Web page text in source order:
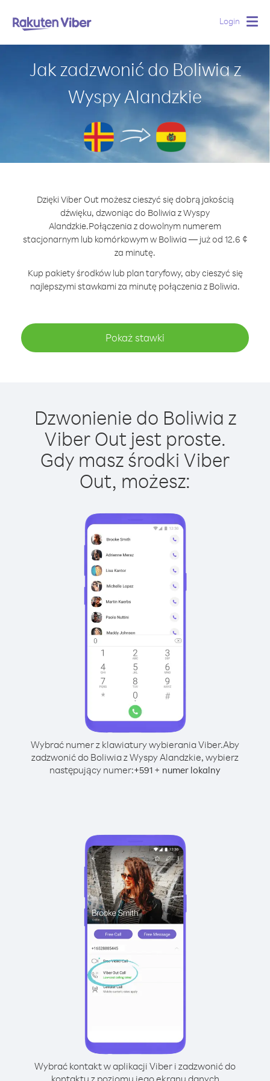
Login
Jak zadzwonić do Boliwia z
Wyspy Alandzkie
Dzięki Viber Out możesz cieszyć się dobrą jakością
dźwięku, dzwoniąc do Boliwia z Wyspy
Alandzkie.Połączenia z dowolnym numerem
stacjonarnym lub komórkowym w Boliwia — już od 12.6 ¢
za minutę.
Kup pakiety środków lub plan taryfowy, aby cieszyć się
najlepszymi stawkami za minutę połączenia z Boliwia.
Pokaż stawki
Dzwonienie do Boliwia z
Viber Out jest proste.
Gdy masz środki Viber
Out, możesz:
Wybrać numer z klawiatury wybierania Viber.Aby
zadzwonić do Boliwia z Wyspy Alandzkie, wybierz
następujący numer:+591 + numer lokalny
Wybrać kontakt w aplikacji Viber i zadzwonić do
kontaktu z poziomu jego ekranu danych